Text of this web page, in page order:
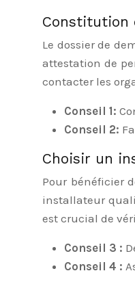
Constitution
Le dossier de
attestation de
contacter les
Conseil 1:
Conseil 2:
Choisir un
Pour bénéficier
installateur
est crucial de
Conseil 3 :
Conseil 4 :